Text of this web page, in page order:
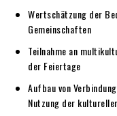
Wertschätzung der
Gemeinschaften
Teilnahme an
der Feiertage
Aufbau von
Nutzung der